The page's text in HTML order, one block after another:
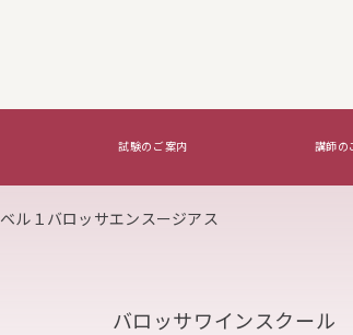
試験のご案内 講師の
ル１バロッサエンスージアス
バロッサワインスクール